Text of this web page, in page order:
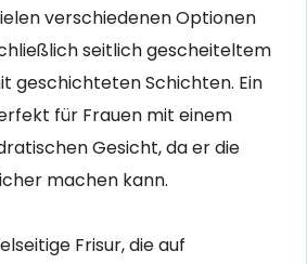
verschiedenen Optionen
seitlich gescheiteltem
geschichteten Schichten. Ein
für Frauen mit einem
Gesicht, da er die
machen kann.
Frisur, die auf